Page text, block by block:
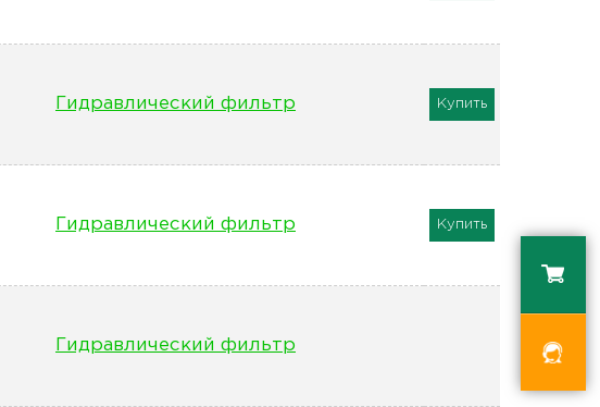
Гидравлический фильтр Купить
Гидравлический фильтр Купить
Гидравлический фильтр